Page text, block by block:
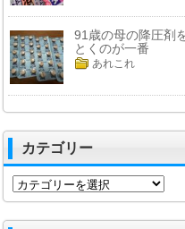
91歳の母の降圧剤
とくのが一番
あれこれ
カテゴリー
カ